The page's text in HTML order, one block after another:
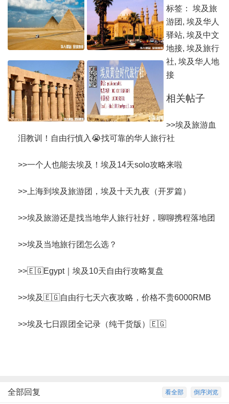
标签： 埃及旅
游团 , 埃及华人
驿站, 埃及中文
地接, 埃及旅行
社, 埃及华人地
接
相关帖子
>>埃及旅游血
泪教训！自由行慎入😭找可靠的华人旅行社
>>一个人也能去埃及！埃及14天solo攻略来啦
>> 上海到埃及旅游团，埃及十天九夜（开罗篇）
>>埃及旅游还是找当地华人旅行社好，聊聊携程落地团
>>埃及当地旅行团怎么选？
>>🇪🇬Egypt｜埃及10天自由行攻略复盘
>>埃及🇪🇬自由行七天六夜攻略，价格不贵6000RMB
>>埃及七日跟团全记录（纯干货版）🇪🇬
倒序浏览
看全部
全部回复